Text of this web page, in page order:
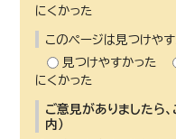
にくかった
このページは見つけやす
見つけやすかった
にくかった
ご意見がありましたら
内）